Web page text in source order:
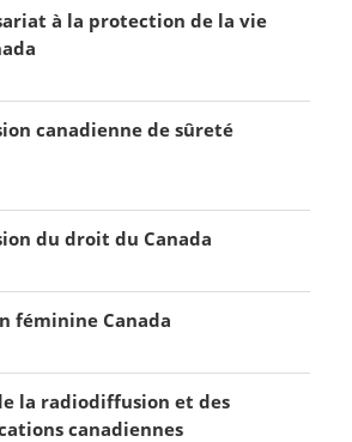
à la protection de la vie
canadienne de sûreté
du droit du Canada
féminine Canada
la radiodiffusion et des
canadiennes